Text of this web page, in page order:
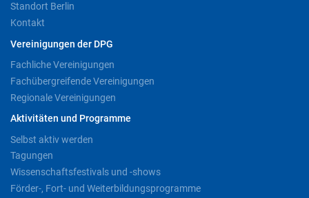
Standort Berlin
Kontakt
Vereinigungen der DPG
Fachliche Vereinigungen
Fachübergreifende Vereinigungen
Regionale Vereinigungen
Aktivitäten und Programme
Selbst aktiv werden
Tagungen
Wissenschaftsfestivals und -shows
Förder-, Fort- und Weiterbildungsprogramme